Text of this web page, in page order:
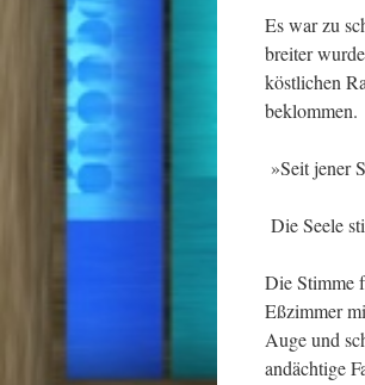
Es war zu
breiter
köstlichen
beklommen.
»Seit jener
Die Seele
Die Stimme
Eßzimmer
Auge und
andächtige